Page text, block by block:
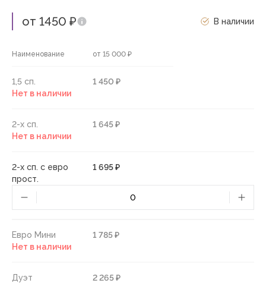
от 1450 ₽ В наличии
Наименование от 15 000 ₽
1,5 сп.
1 450 ₽
Нет в наличии
2-х сп.
1 645 ₽
Нет в наличии
2-х сп. с евро
прост.
1 695 ₽
Евро Мини
1 785 ₽
Нет в наличии
Дуэт
2 265 ₽